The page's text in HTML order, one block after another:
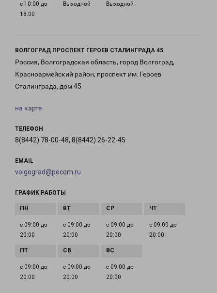
с 10:00 до
18:00
Выходной Выходной
ВОЛГОГРАД ПРОСПЕКТ ГЕРОЕВ СТАЛИНГРАДА 45
Россия, Волгоградская область, город Волгоград,
Красноармейский район, проспект им. Героев
Сталинграда, дом 45
на карте
ТЕЛЕФОН
8(8442) 78-00-48, 8(8442) 26-22-45
EMAIL
volgograd@pecom.ru
ГРАФИК РАБОТЫ
с 09:00 до
20:00
с 09:00 до
20:00
с 09:00 до
20:00
с 09:00 до
20:00
с 09:00 до
20:00
с 09:00 до
20:00
с 09:00 до
20:00